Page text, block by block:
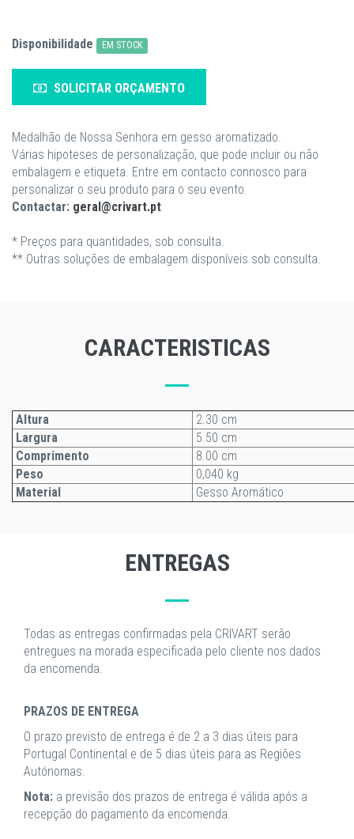
Disponibilidade EM STOCK
SOLICITAR ORÇAMENTO
Medalhão de Nossa Senhora em gesso aromatizado.
Várias hipoteses de personalização, que pode incluir ou não
embalagem e etiqueta. Entre em contacto connosco para
personalizar o seu produto para o seu evento.
Contactar: geral@crivart.pt
* Preços para quantidades, sob consulta.
** Outras soluções de embalagem disponíveis sob consulta.
CARACTERISTICAS
Altura
2.30 cm
Largura
5.50 cm
Comprimento
8.00 cm
Peso
0,040 kg
Material
Gesso Aromático
ENTREGAS
Todas as entregas confirmadas pela CRIVART serão
entregues na morada especificada pelo cliente nos dados
da encomenda.
PRAZOS DE ENTREGA
O prazo previsto de entrega é de 2 a 3 dias úteis para
Portugal Continental e de 5 dias úteis para as Regiões
Autónomas.
Nota: a previsão dos prazos de entrega é válida após a
recepção do pagamento da encomenda.